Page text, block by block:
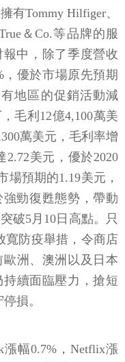
有Tommy Hilfiger、
＆Co.等品牌的服
報中，除了季度營收
，優於市場原先預期
地區的促銷活動減
毛利12億4,100萬美
萬美元，毛利率增
2.72美元，優於2020
場預期的1.19美元，
強勁復甦態勢，帶動
破5月10日高點。只
寬防疫舉措，令商店
洲、澳洲以及日本
續面臨壓力，搶短
損。
漲幅0.7%，Netflix漲